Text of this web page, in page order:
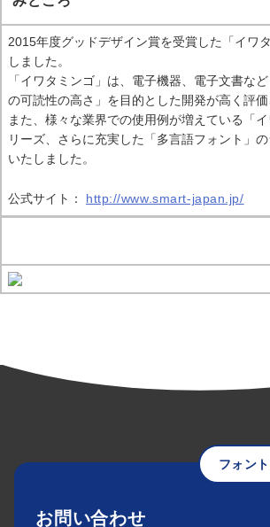
2015年度グッドデザイン賞を受賞した「イワ
しました。
「イワタミンゴ」は、電子機器、電子文書な
の可読性の高さ」を目的とした開発が高く評価
また、様々な業界での使用例が増えている「
リーズ、さらに充実した「多言語フォント」
いたしました。
公式サイト： http://www.smart-japan.jp/
フォン
お問い合わせ